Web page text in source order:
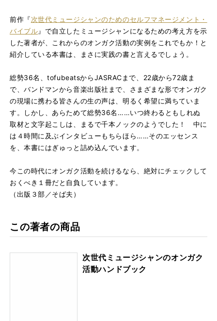
前作『次世代ミュージシャンのためのセルフマネージメント・
バイブル』で自立したミュージシャンになるための考え方を示
した著者が、これからのオンガク活動の実例をこれでもか！と
紹介している本書は、まさに実践の書と言えるでしょう。
総勢36名、tofubeatsからJASRACまで、22歳から72歳ま
で、バンドマンから音楽出版社まで、さまざまな形でオンガク
の現場に携わる皆さんの生の声は、明るく希望に満ちていま
す。しかし、あらためて総勢36名……いつ終わるともしれぬ
取材と文字起こしは、まるで千本ノックのようでした！ 中に
は４時間に及ぶインタビューもちらほら……そのエッセンス
を、本書にはぎゅっと詰め込んでいます。
今この時代にオンガク活動を続けるなら、絶対にチェックして
おくべき１冊だと自負しています。
（出版３部／そば夫）
この著者の商品
次世代ミュージシャンのオンガク
活動ハンドブック